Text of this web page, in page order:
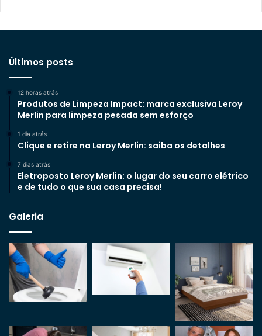
Últimos posts
12 horas atrás
Produtos de Limpeza Impact: marca exclusiva Leroy
Merlin para limpeza pesada sem esforço
1 dia atrás
Clique e retire na Leroy Merlin: saiba os detalhes
7 dias atrás
Eletroposto Leroy Merlin: o lugar do seu carro elétrico
e de tudo o que sua casa precisa!
Galeria